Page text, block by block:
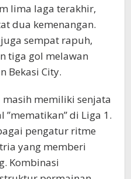
lima laga terakhir,
dua kemenangan.
sempat rapuh,
tiga gol melawan
Bekasi City.
memiliki senjata
di Liga 1.
pengatur ritme
yang memberi
Kombinasi